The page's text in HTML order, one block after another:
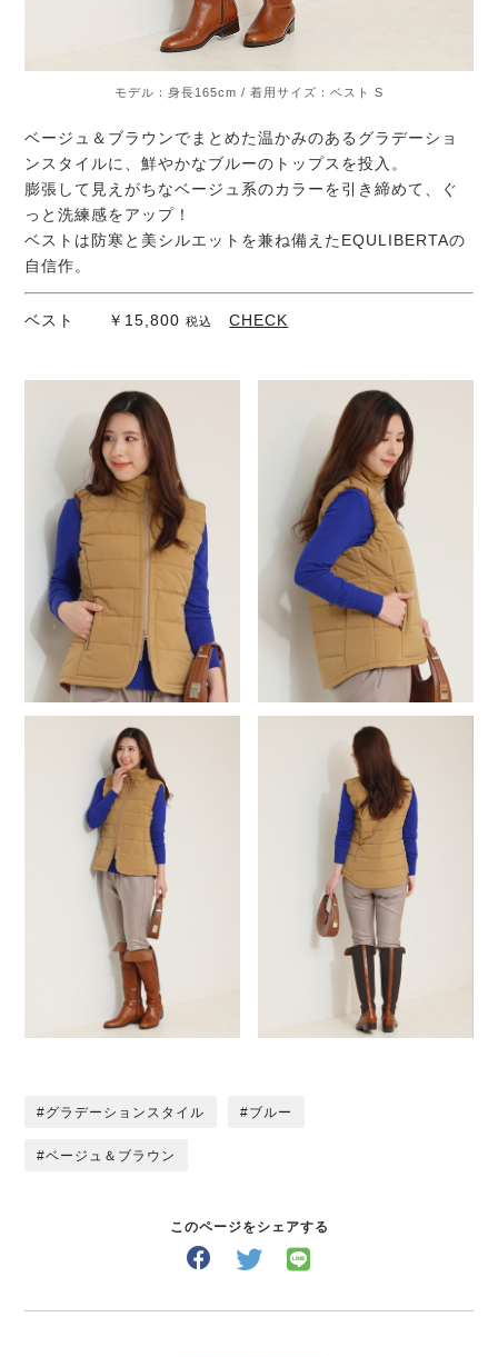
モデル：身長165cm / 着用サイズ：ベスト S
ベージュ＆ブラウンでまとめた温かみのあるグラデーショ
ンスタイルに、鮮やかなブルーのトップスを投入。
膨張して見えがちなベージュ系のカラーを引き締めて、ぐ
っと洗練感をアップ！
ベストは防寒と美シルエットを兼ね備えたEQULIBERTAの
自信作。
ベスト ￥15,800税込 CHECK
グラデーションスタイル ブルー
ベージュ＆ブラウン
このページをシェアする